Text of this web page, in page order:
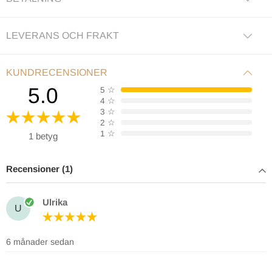
LEVERANS OCH FRAKT
KUNDRECENSIONER
5.0
1 betyg
5 ☆
4 ☆
3 ☆
2 ☆
1 ☆
Recensioner (1)
U
Ulrika
6 månader sedan